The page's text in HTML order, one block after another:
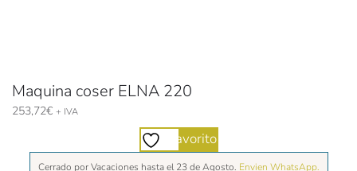
Maquina coser ELNA 220
253,72€ + IVA
Favorito
Cerrado por Vacaciones hasta el 23 de Agosto. Envien WhatsApp.